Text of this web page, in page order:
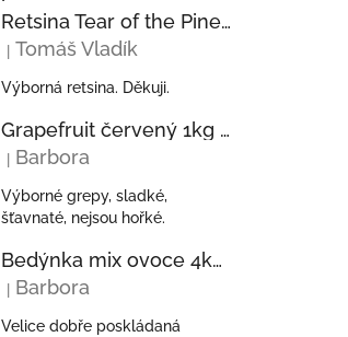
Retsina Tear of the Pine 750ml 2023 KECHRIS
Hodnocení produktu je 5 z 5 hvězdiček.
| Tomáš Vladík
Výborná retsina. Děkuji.
Grapefruit červený 1kg z Řecka
Hodnocení produktu je 5 z 5 hvězdiček.
| Barbora
Výborné grepy, sladké,
šťavnaté, nejsou hořké.
Bedýnka mix ovoce 4kg - pomeranče, mandarinky, kiwi, avokáda z Řecka
Hodnocení produktu je 5 z 5 hvězdiček.
| Barbora
Velice dobře poskládaná